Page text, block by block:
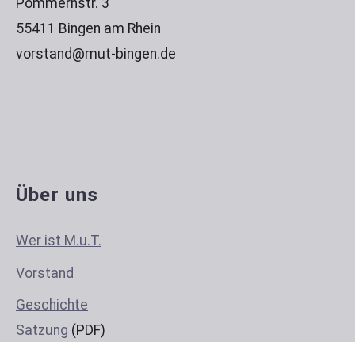
Pommernstr. 3
55411 Bingen am Rhein
vorstand@mut-bingen.de
Über uns
Wer ist M.u.T.
Vorstand
Geschichte
Satzung (PDF)